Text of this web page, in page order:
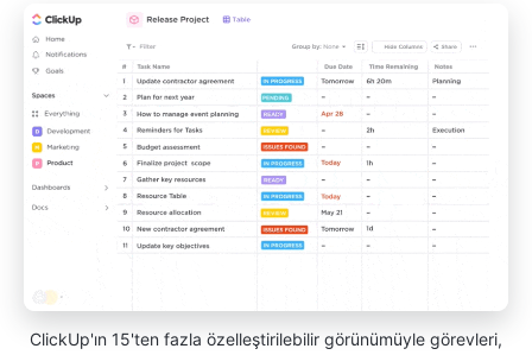
ClickUp'ın 15'ten fazla özelleştirilebilir görünümüyle görevleri,